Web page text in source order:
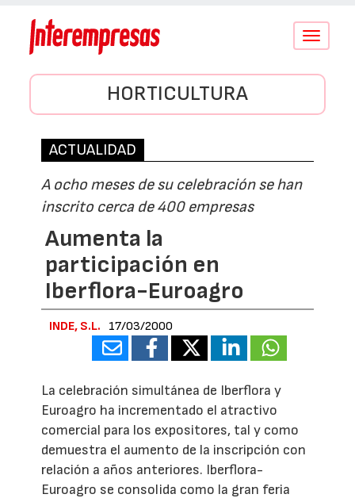
Conmutar
HORTICULTURA
ACTUALIDAD
A ocho meses de su celebración se han
inscrito cerca de 400 empresas
Aumenta la
participación en
Iberflora-Euroagro
INDE, S.L. 17/03/2000
La celebración simultánea de Iberflora y
Euroagro ha incrementado el atractivo
comercial para los expositores, tal y como
demuestra el aumento de la inscripción con
relación a años anteriores. Iberflora-
Euroagro se consolida como la gran feria